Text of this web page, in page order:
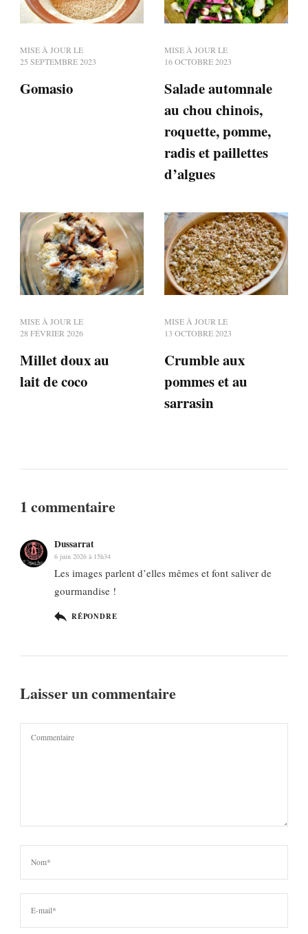
MISE À JOUR LE
25 SEPTEMBRE 2023
Gomasio
MISE À JOUR LE
16 OCTOBRE 2023
Salade automnale
au chou chinois,
roquette, pomme,
radis et paillettes
d’algues
MISE À JOUR LE
28 FÉVRIER 2026
Millet doux au
lait de coco
MISE À JOUR LE
13 OCTOBRE 2023
Crumble aux
pommes et au
sarrasin
1 commentaire
Dussarrat
6 juin 2026 à 15h34
Les images parlent d’elles mêmes et font saliver de
gourmandise !
RÉPONDRE
Laisser un commentaire